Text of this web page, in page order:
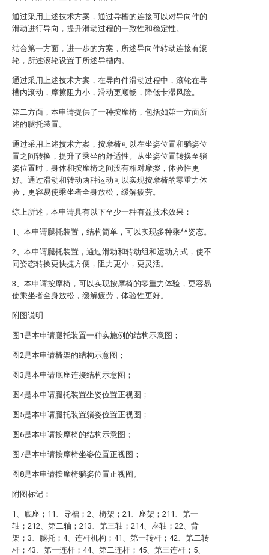
通过采用上述技术方案，通过导槽的连接可以对导向件的
滑动进行导向，提升滑动过程的一致性和稳定性。
结合第一方面，进一步的方案，所述导向件转动连接有滚
轮，所述滚轮设置于所述导槽内。
通过采用上述技术方案，在导向件滑动过程中，滚轮在导
槽内滚动，摩擦阻力小，滑动更顺畅，降低卡滞风险。
第二方面，本申请提供了一种按摩椅，包括如第一方面所
述的腿托装置。
通过采用上述技术方案，按摩椅可以在坐姿位置和躺姿位
置之间转换，提升了乘坐的舒适性。从坐姿位置转换至躺
姿位置时，身体和按摩椅之间没有相对摩擦，体验性更
好。通过滑动和转动两种运动可以实现按摩椅的零重力体
验，更容易使乘坐者全身放松，缓解疲劳。
综上所述，本申请具有以下至少一种有益技术效果：
1、本申请腿托装置，结构简单，可以实现多种乘坐姿态。
2、本申请腿托装置，通过滑动和转动组和运动方式，使不
同姿态转换更快捷方便，阻力更小，更灵活。
3、本申请按摩椅，可以实现按摩椅的零重力体验，更容易
使乘坐者全身放松，缓解疲劳，体验性更好。
附图说明
图1是本申请腿托装置一种实施例的结构示意图；
图2是本申请椅架的结构示意图；
图3是本申请底座连接结构示意图；
图4是本申请腿托装置坐姿位置正视图；
图5是本申请腿托装置躺姿位置正视图；
图6是本申请按摩椅的结构示意图；
图7是本申请按摩椅坐姿位置正视图；
图8是本申请按摩椅躺姿位置正视图。
附图标记：
1、底座；11、导槽；2、椅架；21、座架；211、第一
轴；212、第二轴；213、第三轴；214、座轴；22、背
架；3、腿托；4、连杆机构；41、第一转杆；42、第二转
杆；43、第一连杆；44、第二连杆；45、第三连杆；5、